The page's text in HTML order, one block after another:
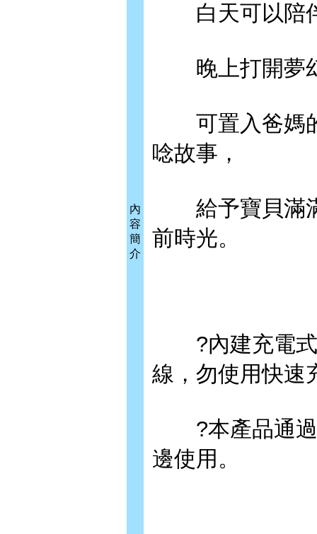
內
容
簡
介
白天可以陪伴
晚上打開夢幻
可置入爸媽的
唸故事，
給予寶貝滿滿
前時光。
?內建充電式
線，勿使用快速
?本產品通過
邊使用。